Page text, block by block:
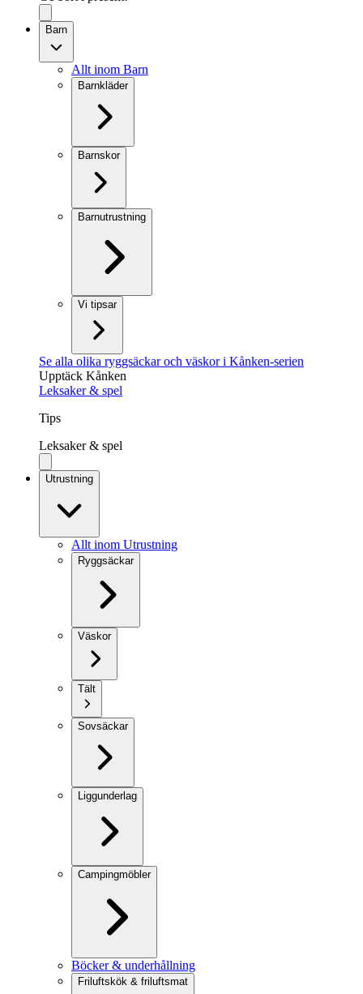
Barn
Allt inom Barn
Barnkläder
Barnskor
Barnutrustning
Vi tipsar
Se alla olika ryggsäckar och väskor i Kånken-serien
Upptäck Kånken
Leksaker & spel
Tips
Leksaker & spel
Utrustning
Allt inom Utrustning
Ryggsäckar
Väskor
Tält
Sovsäckar
Liggunderlag
Campingmöbler
Böcker & underhållning
Friluftskök & friluftsmat